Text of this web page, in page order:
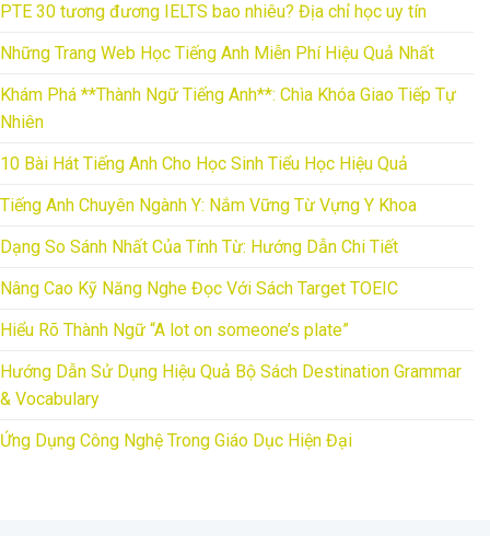
PTE 30 tương đương IELTS bao nhiêu? Địa chỉ học uy tín
Những Trang Web Học Tiếng Anh Miễn Phí Hiệu Quả Nhất
Khám Phá **Thành Ngữ Tiếng Anh**: Chìa Khóa Giao Tiếp Tự
Nhiên
10 Bài Hát Tiếng Anh Cho Học Sinh Tiểu Học Hiệu Quả
Tiếng Anh Chuyên Ngành Y: Nắm Vững Từ Vựng Y Khoa
Dạng So Sánh Nhất Của Tính Từ: Hướng Dẫn Chi Tiết
Nâng Cao Kỹ Năng Nghe Đọc Với Sách Target TOEIC
Hiểu Rõ Thành Ngữ “A lot on someone’s plate”
Hướng Dẫn Sử Dụng Hiệu Quả Bộ Sách Destination Grammar
& Vocabulary
Ứng Dụng Công Nghệ Trong Giáo Dục Hiện Đại